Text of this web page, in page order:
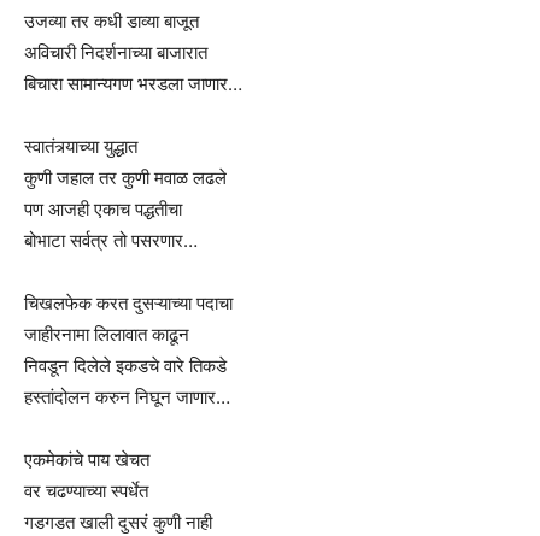
उजव्या तर कधी डाव्या बाजूत
अविचारी निदर्शनाच्या बाजारात
बिचारा सामान्यगण भरडला जाणार…
स्वातंत्र्याच्या युद्धात
कुणी जहाल तर कुणी मवाळ लढले
पण आजही एकाच पद्धतीचा
बोभाटा सर्वत्र तो पसरणार…
चिखलफेक करत दुसऱ्याच्या पदाचा
जाहीरनामा लिलावात काढून
निवडून दिलेले इकडचे वारे तिकडे
हस्तांदोलन करुन निघून जाणार…
एकमेकांचे पाय खेचत
वर चढण्याच्या स्पर्धेत
गडगडत खाली दुसरं कुणी नाही